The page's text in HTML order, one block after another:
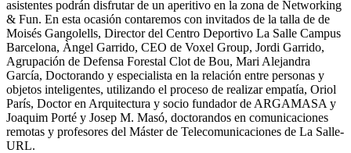
asistentes podrán disfrutar de un aperitivo en la zona de Networking
& Fun. En esta ocasión contaremos con invitados de la talla de de
Moisés Gangolells, Director del Centro Deportivo La Salle Campus
Barcelona, Àngel Garrido, CEO de Voxel Group, Jordi Garrido,
Agrupación de Defensa Forestal Clot de Bou, Mari Alejandra
García, Doctorando y especialista en la relación entre personas y
objetos inteligentes, utilizando el proceso de realizar empatía, Oriol
París, Doctor en Arquitectura y socio fundador de ARGAMASA y
Joaquim Porté y Josep M. Masó, doctorandos en comunicaciones
remotas y profesores del Máster de Telecomunicaciones de La Salle-
URL.